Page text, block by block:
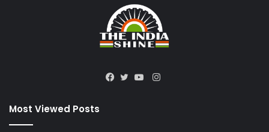
Instagram
Most Viewed Posts